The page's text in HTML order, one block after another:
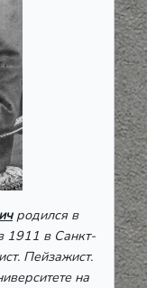
родился в
1911 в Санкт-
Пейзажист.
на